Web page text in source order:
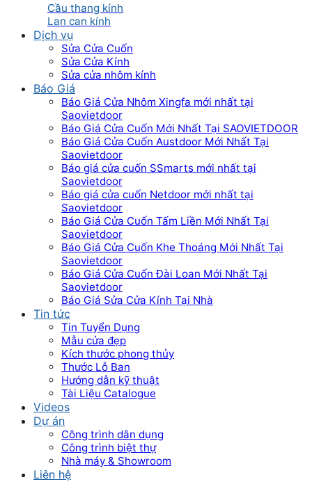
Cầu thang kính
Lan can kính
Dịch vụ
Sửa Cửa Cuốn
Sửa Cửa Kính
Sửa cửa nhôm kính
Báo Giá
Báo Giá Cửa Nhôm Xingfa mới nhất tại
Saovietdoor
Báo Giá Cửa Cuốn Mới Nhất Tại SAOVIETDOOR
Báo Giá Cửa Cuốn Austdoor Mới Nhất Tại
Saovietdoor
Báo giá cửa cuốn SSmarts mới nhất tại
Saovietdoor
Báo giá cửa cuốn Netdoor mới nhất tại
Saovietdoor
Báo Giá Cửa Cuốn Tấm Liền Mới Nhất Tại
Saovietdoor
Báo Giá Cửa Cuốn Khe Thoáng Mới Nhất Tại
Saovietdoor
Báo Giá Cửa Cuốn Đài Loan Mới Nhất Tại
Saovietdoor
Báo Giá Sửa Cửa Kính Tại Nhà
Tin tức
Tin Tuyển Dụng
Mẫu cửa đẹp
Kích thước phong thủy
Thước Lỗ Ban
Hướng dẫn kỹ thuật
Tài Liệu Catalogue
Videos
Dự án
Công trình dân dụng
Công trình biệt thự
Nhà máy & Showroom
Liên hệ